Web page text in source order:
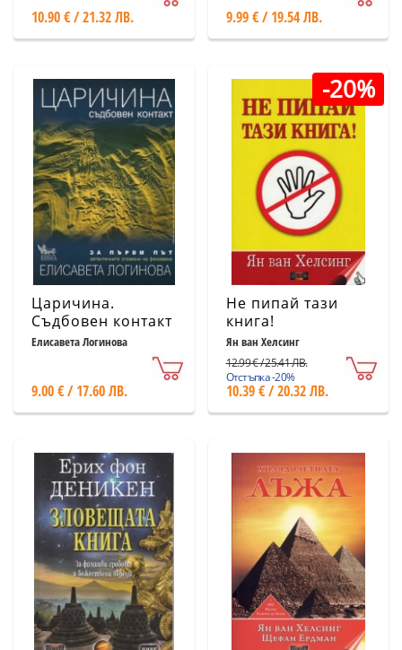
10.90 € / 21.32 ЛВ. 9.99 € / 19.54 ЛВ.
Царичина.
Съдбовен контакт
Елисавета Логинова
9.00 € / 17.60 ЛВ.
-20%
Не пипай тази
книга!
Ян ван Хелсинг
12.99 € / 25.41 ЛВ.
Отстъпка -20%
10.39 € / 20.32 ЛВ.